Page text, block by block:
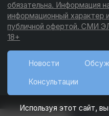
обязательна. Информация
информационный характер
публичной офертой. СМИ
18+
Новости
Консультации
Используя этот сайт,